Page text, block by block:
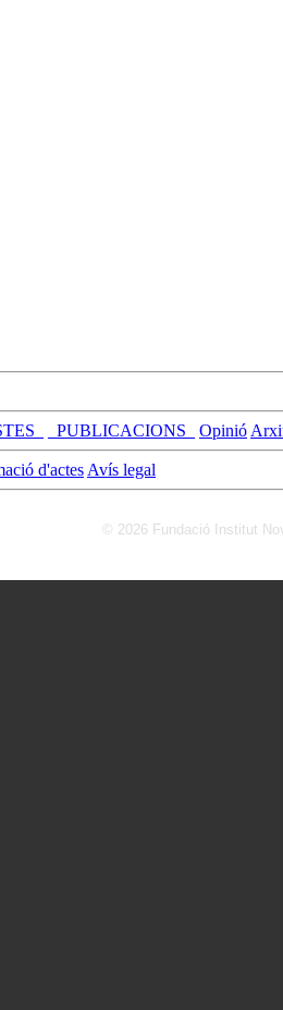
_PUBLICACIONS_ Opinió
d'actes Avís legal
© 2026 Fundació Institut